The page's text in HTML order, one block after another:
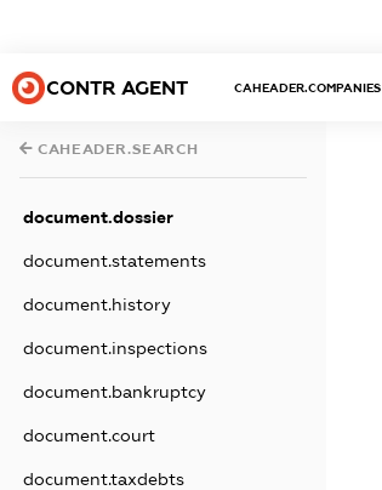
CONTR AGENT CAHEADER.COMPANIES
CAHEADER.SEARCH
document.dossier
document.statements
document.history
document.inspections
document.bankruptcy
document.court
document.taxdebts